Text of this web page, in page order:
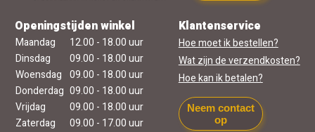
Openingstijden winkel
Maandag
12.00 - 18.00 uur
Dinsdag
09.00 - 18.00 uur
Woensdag 09.00 - 18.00 uur
Donderdag 09.00 - 18.00 uur
Vrijdag
09.00 - 18.00 uur
Zaterdag
09.00 - 17.00 uur
Klantenservice
Hoe moet ik bestellen?
Wat zijn de verzendkosten?
Hoe kan ik betalen?
Neem contact
op